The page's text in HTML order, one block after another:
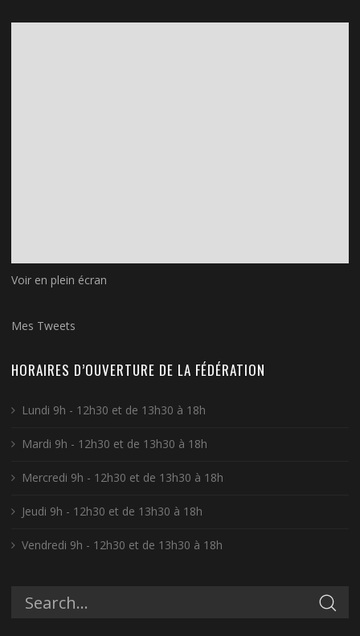
Voir en plein écran
Mes Tweets
HORAIRES D’OUVERTURE DE LA FÉDÉRATION
Lundi 9h - 12h30 et de 13h30 à 18h
Mardi 9h - 12h30 et de 13h30 à 18h
Mercredi 9h - 12h30 et de 13h30 à 18h
Jeudi 9h - 12h30 et de 13h30 à 18h
Vendredi 9h - 12h30 et de 13h30 à 18h